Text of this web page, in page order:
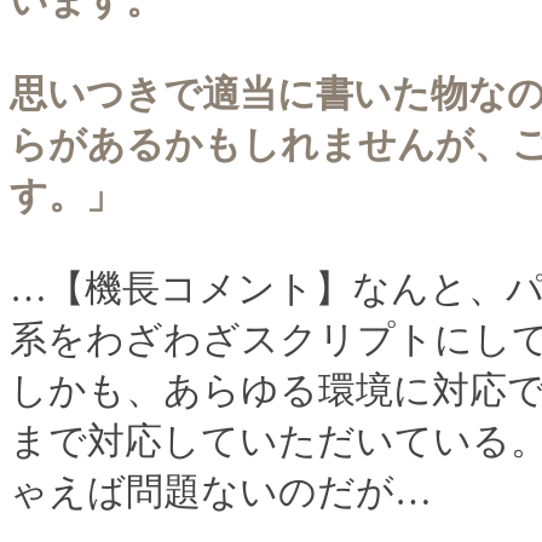
思いつきで適当に書いた物な
らがあるかもしれませんが、
す。」
…【機長コメント】なんと、
系をわざわざスクリプトにし
しかも、あらゆる環境に対応
まで対応していただいている
ゃえば問題ないのだが…